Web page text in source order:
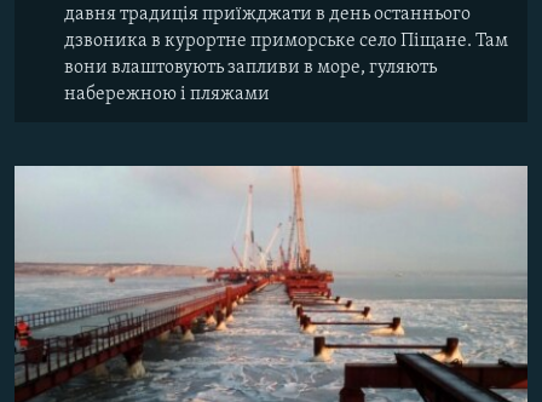
давня традиція приїжджати в день останнього
дзвоника в курортне приморське село Піщане. Там
вони влаштовують запливи в море, гуляють
набережною і пляжами